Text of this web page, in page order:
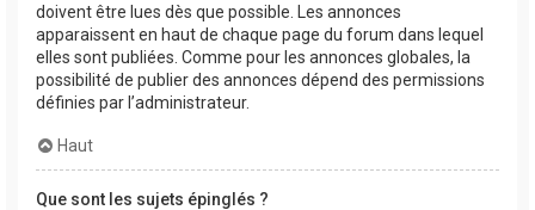
doivent être lues dès que possible. Les annonces
apparaissent en haut de chaque page du forum dans lequel
elles sont publiées. Comme pour les annonces globales, la
possibilité de publier des annonces dépend des permissions
définies par l’administrateur.
Haut
Que sont les sujets épinglés ?